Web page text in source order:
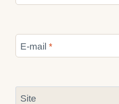
E-mail *
Site